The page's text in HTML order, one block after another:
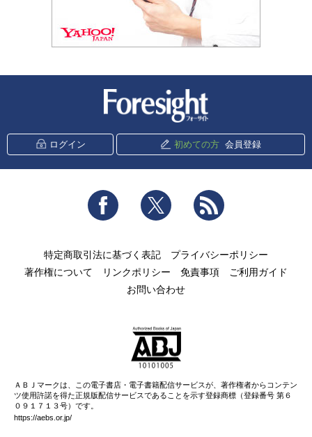
ログイン 初めての方 会員登録
Facebook Twitter
特定商取引法に基づく表記
プライバシーポリシー
著作権について
リンクポリシー 免責事項
ご利用ガイド
お問い合わせ
ＡＢＪマークは、この電子書店・電子書籍配信サービスが、著作権者からコンテン
ツ使用許諾を得た正規版配信サービスであることを示す登録商標（登録番号 第６
０９１７１３号）です。
https://aebs.or.jp/